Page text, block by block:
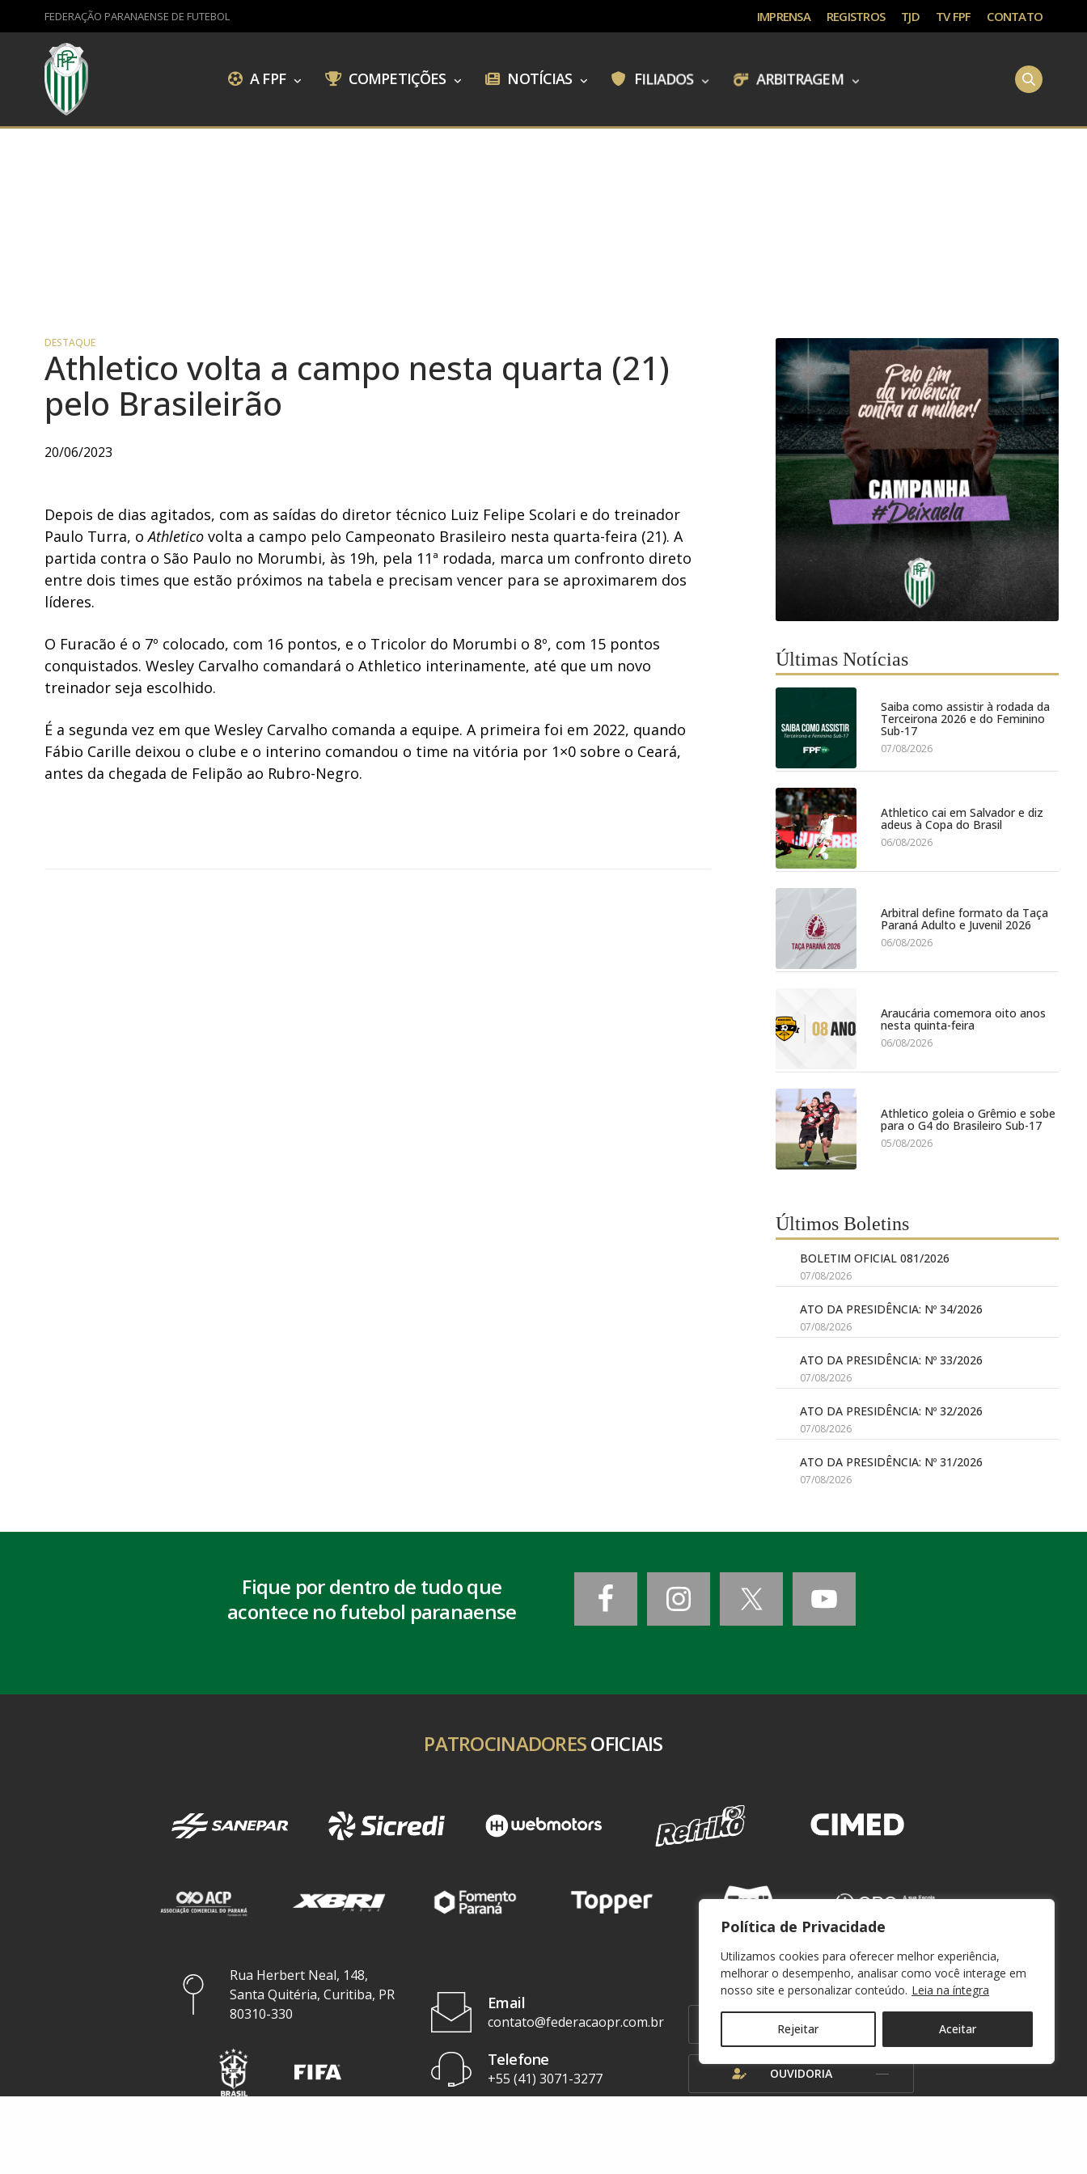
Política de Privacidade
Utilizamos cookies para oferecer melhor experiência,
melhorar o desempenho, analisar como você interage em
nosso site e personalizar conteúdo. Leia na íntegra
Rejeitar Aceitar
FEDERAÇÃO PARANAENSE DE FUTEBOL IMPRENSA REGISTROS TJD TV FPF CONTATO
A FPF COMPETIÇÕES NOTÍCIAS FILIADOS ARBITRAGEM
DESTAQUE
Athletico volta a campo nesta quarta (21)
pelo Brasileirão
20/06/2023
Depois de dias agitados, com as saídas do diretor técnico Luiz Felipe Scolari e do treinador
Paulo Turra, oAthletico volta a campo pelo Campeonato Brasileiro nesta quarta-feira (21). A
partida contra o São Paulo no Morumbi, às 19h, pela 11ª rodada, marca um confronto direto
entre dois times que estão próximos na tabela e precisam vencer para se aproximarem dos
líderes.
O Furacão é o 7º colocado, com 16 pontos, e o Tricolor do Morumbi o 8º, com 15 pontos
conquistados. Wesley Carvalho comandará o Athletico interinamente, até que um novo
treinador seja escolhido.
É a segunda vez em que Wesley Carvalho comanda a equipe. A primeira foi em 2022, quando
Fábio Carille deixou o clube e o interino comandou o time na vitória por 1×0 sobre o Ceará,
antes da chegada de Felipão ao Rubro-Negro.
Últimas Notícias
Saiba como assistir à rodada da
Terceirona 2026 e do Feminino
Sub-17
07/08/2026
Athletico cai em Salvador e diz
adeus à Copa do Brasil
06/08/2026
Arbitral define formato da Taça
Paraná Adulto e Juvenil 2026
06/08/2026
Araucária comemora oito anos
nesta quinta-feira
06/08/2026
Athletico goleia o Grêmio e sobe
para o G4 do Brasileiro Sub-17
05/08/2026
Últimos Boletins
BOLETIM OFICIAL 081/2026
07/08/2026
ATO DA PRESIDÊNCIA: Nº 34/2026
07/08/2026
ATO DA PRESIDÊNCIA: Nº 33/2026
07/08/2026
ATO DA PRESIDÊNCIA: Nº 32/2026
07/08/2026
ATO DA PRESIDÊNCIA: Nº 31/2026
07/08/2026
Fique por dentro de tudo que
acontece no futebol paranaense
PATROCINADORESOFICIAIS
Rua Herbert Neal, 148,
Santa Quitéria, Curitiba, PR
80310-330
Email
contato@federacaopr.com.br
Telefone
+55 (41) 3071-3277
WEBMAIL
OUVIDORIA